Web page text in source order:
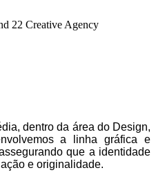
dentro da área do Design,
a linha gráfica e
que a identidade
e originalidade.